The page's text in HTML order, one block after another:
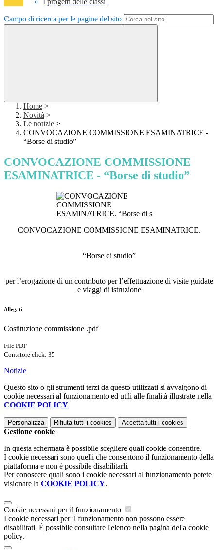
I progetti delle classi
Campo di ricerca per le pagine del sito
Home >
Novità >
Le notizie >
CONVOCAZIONE COMMISSIONE ESAMINATRICE -
“Borse di studio”
CONVOCAZIONE COMMISSIONE
ESAMINATRICE - “Borse di studio”
CONVOCAZIONE COMMISSIONE ESAMINATRICE.
“Borse di studio”
per l’erogazione di un contributo per l’effettuazione di visite guidate
e viaggi di istruzione
Allegati
Costituzione commissione .pdf
File PDF
Contatore click: 35
Notizie
Questo sito o gli strumenti terzi da questo utilizzati si avvalgono di
cookie necessari al funzionamento ed utili alle finalità illustrate nella
COOKIE POLICY.
Personalizza Rifiuta tutti i cookies Accetta tutti i cookies
Gestione cookie
In questa schermata è possibile scegliere quali cookie consentire.
I cookie necessari sono quelli che consentono il funzionamento della
piattaforma e non è possibile disabilitarli.
Per conoscere quali sono i cookie necessari al funzionamento potete
visionare la COOKIE POLICY.
Cookie necessari per il funzionamento
I cookie necessari per il funzionamento non possono essere
disabilitati. È possibile consultare l'elenco nella pagina della cookie
policy.